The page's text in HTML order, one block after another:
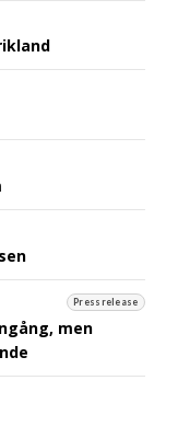
Pressrelease
men